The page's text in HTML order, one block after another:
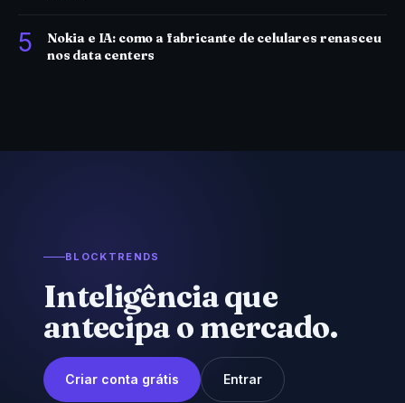
5
Nokia e IA: como a fabricante de celulares renasceu
nos data centers
BLOCKTRENDS
Inteligência que
antecipa o mercado.
Criar conta grátis Entrar